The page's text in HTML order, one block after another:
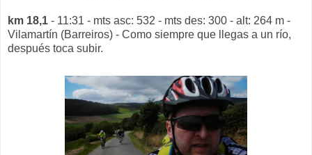
km 18,1 - 11:31 - mts asc: 532 - mts des: 300 - alt: 264 m -
Vilamartín (Barreiros) - Como siempre que llegas a un río,
después toca subir.